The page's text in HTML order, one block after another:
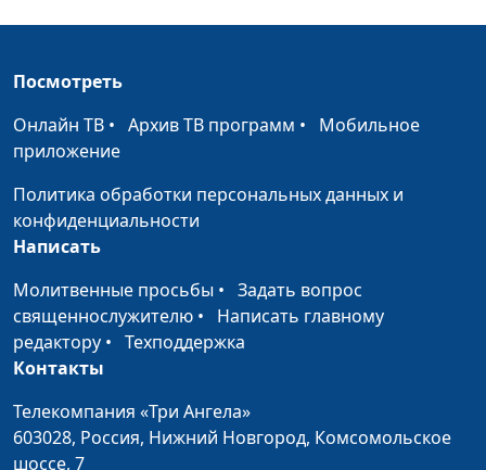
Шестая заповедь
Павел Гончар,
Пятая заповедь
Павел Гончар,
священнослужитель
Третья заповедь
Вторая заповедь
Павел Гончар,
священнослужитель
Посмотреть
Онлайн ТВ • Архив ТВ программ • Мобильное
приложение
Политика обработки персональных данных и
конфиденциальности
Написать
Молитвенные просьбы • Задать вопрос
священнослужителю • Написать главному
редактору • Техподдержка
Контакты
Телекомпания «Три Ангела»
603028, Россия, Нижний Новгород, Комсомольское
шоссе, 7